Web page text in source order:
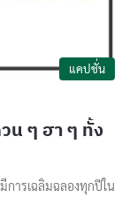
แคปชั่น
น ๆ ฮา ๆ ทั้ง
การเฉลิมฉลองทุกปีใน